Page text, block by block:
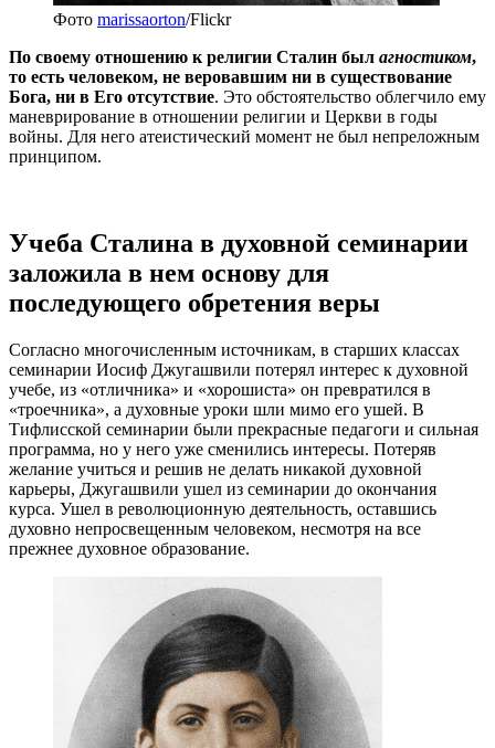
Фото marissaorton/Flickr
По своему отношению к религии Сталин был агностиком,
то есть человеком, не веровавшим ни в существование
Бога, ни в Его отсутствие. Это обстоятельство облегчило ему
маневрирование в отношении религии и Церкви в годы
войны. Для него атеистический момент не был непреложным
принципом.
Учеба Сталина в духовной семинарии
заложила в нем основу для
последующего обретения веры
Согласно многочисленным источникам, в старших классах
семинарии Иосиф Джугашвили потерял интерес к духовной
учебе, из «отличника» и «хорошиста» он превратился в
«троечника», а духовные уроки шли мимо его ушей. В
Тифлисской семинарии были прекрасные педагоги и сильная
программа, но у него уже сменились интересы. Потеряв
желание учиться и решив не делать никакой духовной
карьеры, Джугашвили ушел из семинарии до окончания
курса. Ушел в революционную деятельность, оставшись
духовно непросвещенным человеком, несмотря на все
прежнее духовное образование.